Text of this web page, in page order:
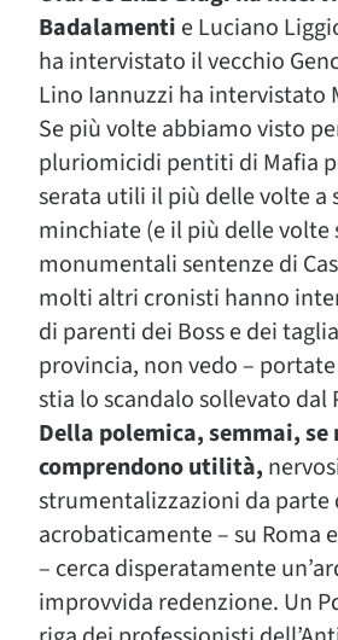
Badalamenti e Luciano
ha intervistato il vecchio
Lino Iannuzzi ha intervistato
Se più volte abbiamo visto
pluriomicidi pentiti di Mafia
serata utili il più delle volte a
minchiate (e il più delle volte
monumentali sentenze di
molti altri cronisti hanno
di parenti dei Boss e dei
provincia, non vedo –
stia lo scandalo sollevato dal
Della polemica, semmai, se
comprendono utilità,
strumentalizzazioni da parte
acrobaticamente – su Roma
– cerca disperatamente
improvvida redenzione. Un